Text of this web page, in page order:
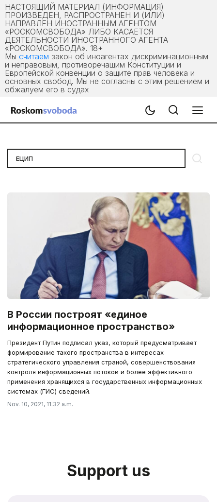
НАСТОЯЩИЙ МАТЕРИАЛ (ИНФОРМАЦИЯ)
ПРОИЗВЕДЕН, РАСПРОСТРАНЕН И (ИЛИ)
НАПРАВЛЕН ИНОСТРАННЫМ АГЕНТОМ
«РОСКОМСВОБОДА» ЛИБО КАСАЕТСЯ
ДЕЯТЕЛЬНОСТИ ИНОСТРАННОГО АГЕНТА
«РОСКОМСВОБОДА». 18+
Мы считаем закон об иноагентах дискриминационным
и неправовым, противоречащим Конституции и
Европейской конвенции о защите прав человека и
основных свобод. Мы не согласны с этим решением и
обжалуем его в судах
В России построят «единое
информационное пространство»
Президент Путин подписал указ, который предусматривает
формирование такого пространства в интересах
стратегического управления страной, совершенствования
контроля информационных потоков и более эффективного
применения хранящихся в государственных информационных
системах (ГИС) сведений.
Nov. 10, 2021, 11:32 a.m.
Support us